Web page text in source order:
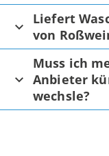
Liefert
von
Muss ich
Anbieter
wechsle?